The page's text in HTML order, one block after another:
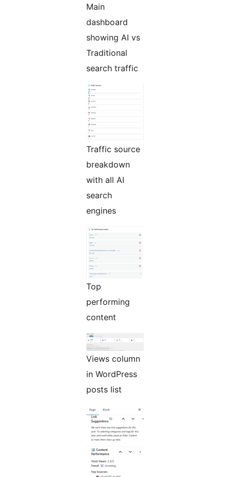
Main
dashboard
showing AI vs
Traditional
search traffic
Traffic source
breakdown
with all AI
search
engines
Top
performing
content
Views column
in WordPress
posts list